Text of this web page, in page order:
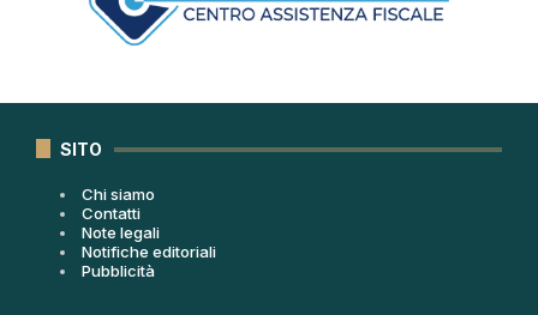
SITO
Chi siamo
Contatti
Note legali
Notifiche editoriali
Pubblicità